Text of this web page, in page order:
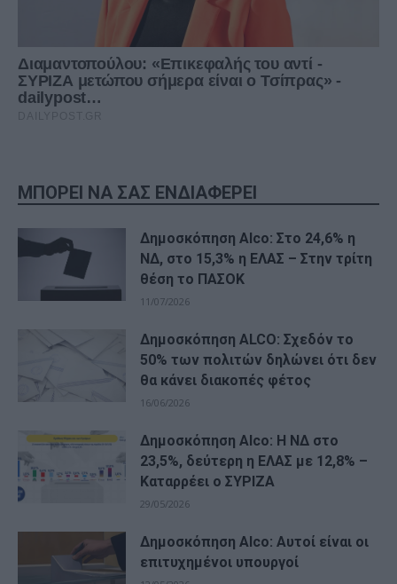
ΜΠΟΡΕΙ ΝΑ ΣΑΣ ΕΝΔΙΑΦΕΡΕΙ
Δημοσκόπηση Alco: Στο 24,6% η
ΝΔ, στο 15,3% η ΕΛΑΣ – Στην τρίτη
θέση το ΠΑΣΟΚ
11/07/2026
Δημοσκόπηση ALCO: Σχεδόν το
50% των πολιτών δηλώνει ότι δεν
θα κάνει διακοπές φέτος
16/06/2026
Δημοσκόπηση Alco: Η ΝΔ στο
23,5%, δεύτερη η ΕΛΑΣ με 12,8% –
Καταρρέει ο ΣΥΡΙΖΑ
29/05/2026
Δημοσκόπηση Alco: Αυτοί είναι οι
επιτυχημένοι υπουργοί